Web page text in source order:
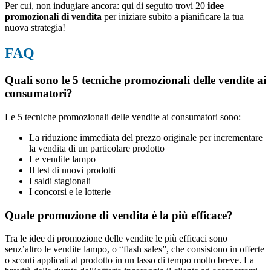
Per cui, non indugiare ancora: qui di seguito trovi 20 idee
promozionali di vendita per iniziare subito a pianificare la tua
nuova strategia!
FAQ
Quali sono le 5 tecniche promozionali delle vendite ai
consumatori?
Le 5 tecniche promozionali delle vendite ai consumatori sono:
La riduzione immediata del prezzo originale per incrementare
la vendita di un particolare prodotto
Le vendite lampo
Il test di nuovi prodotti
I saldi stagionali
I concorsi e le lotterie
Quale promozione di vendita è la più efficace?
Tra le idee di promozione delle vendite le più efficaci sono
senz’altro le vendite lampo, o “flash sales”, che consistono in offerte
o sconti applicati al prodotto in un lasso di tempo molto breve. La